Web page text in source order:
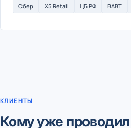
Сбер X5 Retail ЦБ РФ ВАВТ
КЛИЕНТЫ
Кому уже